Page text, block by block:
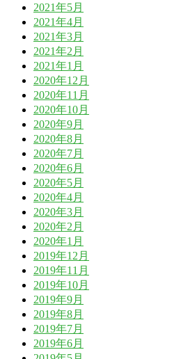
2021年5月
2021年4月
2021年3月
2021年2月
2021年1月
2020年12月
2020年11月
2020年10月
2020年9月
2020年8月
2020年7月
2020年6月
2020年5月
2020年4月
2020年3月
2020年2月
2020年1月
2019年12月
2019年11月
2019年10月
2019年9月
2019年8月
2019年7月
2019年6月